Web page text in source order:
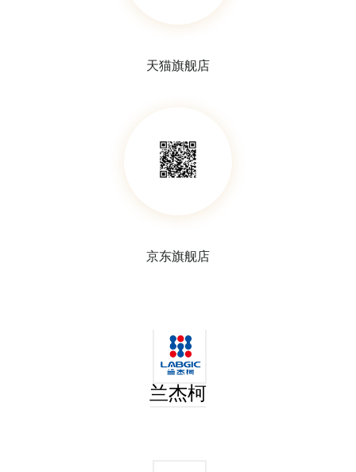
天猫旗舰店
京东旗舰店
兰杰柯